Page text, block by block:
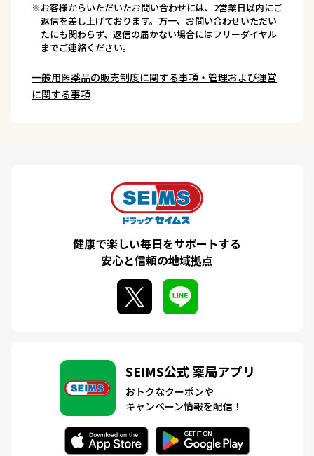
※お客様からいただいたお問い合わせには、2営業日以内にご
返信を差し上げております。万一、お問い合わせいただい
たにも関わらず、返信の届かない場合にはフリーダイヤル
までご連絡ください。
一般用医薬品の販売制度に関する事項・管理および運営
に関する事項
健康で楽しい毎日をサポートする
安心と信頼の地域拠点
SEIMS公式 薬局アプリ
おトクなクーポンや
キャンペーン情報を配信！